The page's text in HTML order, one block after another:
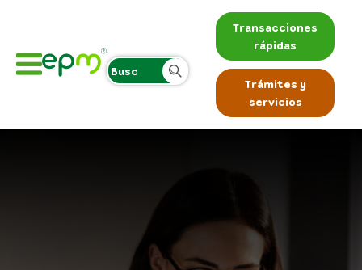
Transacciones
rápidas
Trámites y
servicios